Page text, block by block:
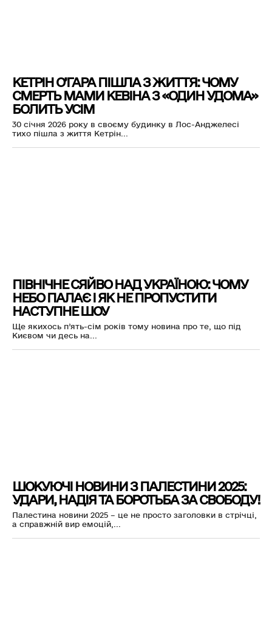
КЕТРІН О’ГАРА ПІШЛА З ЖИТТЯ: ЧОМУ
СМЕРТЬ МАМИ КЕВІНА З «ОДИН УДОМА»
БОЛИТЬ УСІМ
30 січня 2026 року в своєму будинку в Лос-Анджелесі
тихо пішла з життя Кетрін...
ПІВНІЧНЕ СЯЙВО НАД УКРАЇНОЮ: ЧОМУ
НЕБО ПАЛАЄ І ЯК НЕ ПРОПУСТИТИ
НАСТУПНЕ ШОУ
Ще якихось п’ять-сім років тому новина про те, що під
Києвом чи десь на...
ШОКУЮЧІ НОВИНИ З ПАЛЕСТИНИ 2025:
УДАРИ, НАДІЯ ТА БОРОТЬБА ЗА СВОБОДУ!
Палестина новини 2025 – це не просто заголовки в стрічці,
а справжній вир емоцій,...